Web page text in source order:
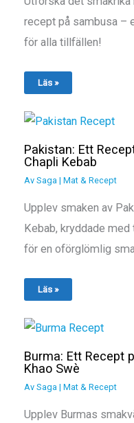
recept på sambusa –
för alla tillfällen!
Läs »
Pakistan: Ett
Chapli Kebab
Av Saga|Mat & Recept
Upplev smaken av
Kebab, kryddade
för en oförglömlig
Läs »
Burma: Ett Recept
Khao Swè
Av Saga|Mat & Recept
Upplev Burmas